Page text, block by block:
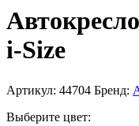
i-Size
Артикул: 44704 Бренд:
Выберите цвет: